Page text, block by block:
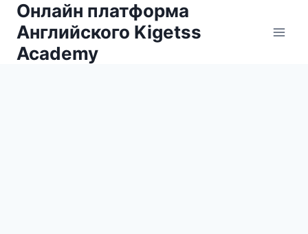
Онлайн платформа
Английского Kigetss
Academy